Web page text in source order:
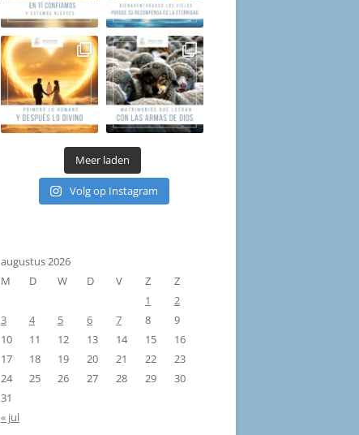
Meer laden
Volg op Instagram
augustus 2026
M
D W D V Z
Z
1
2
3
4 5 6 7 8
9
10
11 12 13 14 15
16
17
18 19 20 21 22
23
24
25 26 27 28 29
30
31
« jul